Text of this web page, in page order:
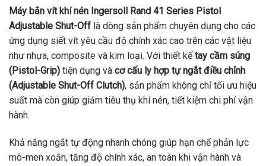
Máy bắn vít khí nén Ingersoll Rand 41 Series Pistol
Adjustable Shut-Off là dòng sản phẩm chuyên dụng cho các
ứng dụng siết vít yêu cầu độ chính xác cao trên các vật liệu
như nhựa, composite và kim loại. Với thiết kếtay cầm súng
(Pistol-Grip) tiện dụng và cơ cấu ly hợp tự ngắt điều chỉnh
(Adjustable Shut-Off Clutch), sản phẩm không chỉ tối ưu hiệu
suất mà còn giúp giảm tiêu thụ khí nén, tiết kiệm chi phí vận
hành.
Khả năng ngắt tự động nhanh chóng giúp hạn chế phản lực
mô-men xoắn, tăng độ chính xác, an toàn khi vận hành và